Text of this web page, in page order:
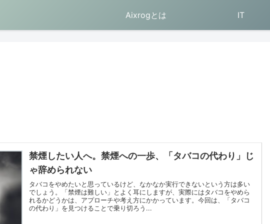
Aixrogとは IT
禁煙したい人へ。禁煙への一歩、「タバコの代わり」じ
ゃ辞められない
タバコをやめたいと思っているけど、なかなか実行できないという方は多い
でしょう。「禁煙は難しい」とよく耳にしますが、実際にはタバコをやめら
れるかどうかは、アプローチや考え方にかかっています。今回は、「タバコ
の代わり」を見つけることで乗り切ろう...